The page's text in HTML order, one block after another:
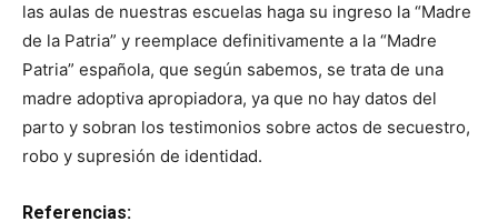
las aulas de nuestras escuelas haga su ingreso la “Madre
de la Patria” y reemplace definitivamente a la “Madre
Patria” española, que según sabemos, se trata de una
madre adoptiva apropiadora, ya que no hay datos del
parto y sobran los testimonios sobre actos de secuestro,
robo y supresión de identidad.
Referencias: